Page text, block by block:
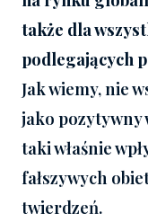
także dla
podlegających
Jak wiemy, nie
jako pozytywny
taki właśnie
fałszywych
twierdzeń.